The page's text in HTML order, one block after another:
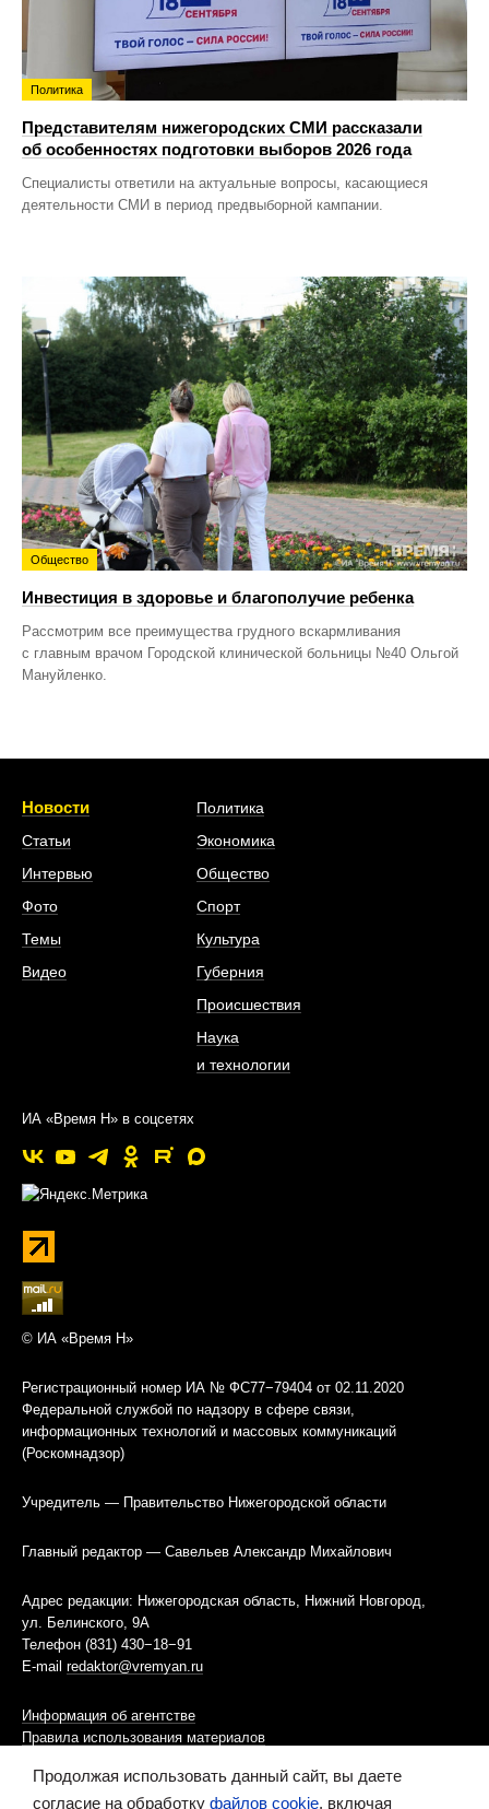
Политика
Представителям нижегородских СМИ рассказали
об особенностях подготовки выборов 2026 года
Специалисты ответили на актуальные вопросы, касающиеся
деятельности СМИ в период предвыборной кампании.
Общество
Инвестиция в здоровье и благополучие ребенка
Рассмотрим все преимущества грудного вскармливания
с главным врачом Городской клинической больницы №40 Ольгой
Мануйленко.
Новости
Статьи
Интервью
Фото
Темы
Видео
Политика
Экономика
Общество
Спорт
Культура
Губерния
Происшествия
Наука
и технологии
ИА «Время Н» в соцсетях
© ИА «Время Н»
Регистрационный номер ИА № ФС77−79404 от 02.11.2020
Федеральной службой по надзору в сфере связи,
информационных технологий и массовых коммуникаций
(Роскомнадзор)
Учредитель — Правительство Нижегородской области
Главный редактор — Савельев Александр Михайлович
Адрес редакции: Нижегородская область, Нижний Новгород,
ул. Белинского, 9А
Телефон (831) 430−18−91
E-mail redaktor@vremyan.ru
Информация об агентстве
Правила использования материалов
Информационная политика использования «cookies»-файлов
Продолжая использовать данный сайт, вы даете
согласие на обработку файлов cookie, включая